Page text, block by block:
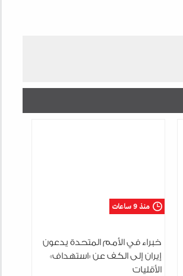
منذ 9 ساعات
خبراء في الأمم المتحدة يدعون
إيران إلى الكف عن «استهداف»
الأقليات